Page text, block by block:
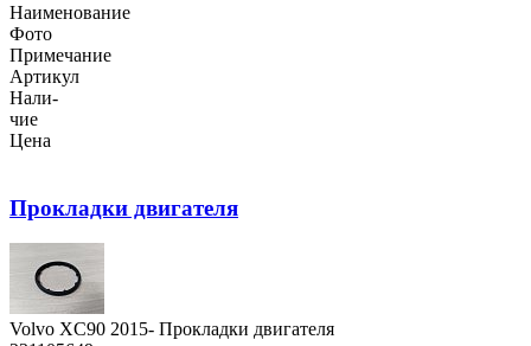
Наименование
Фото
Примечание
Артикул
Нали-
чие
Цена
Прокладки двигателя
Volvo XC90 2015- Прокладки двигателя